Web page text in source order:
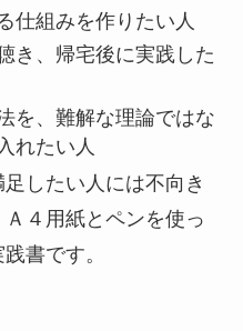
仕組みを作りたい人
き、帰宅後に実践した
を、難解な理論ではな
れたい人
したい人には不向き
４用紙とペンを使っ
書です。